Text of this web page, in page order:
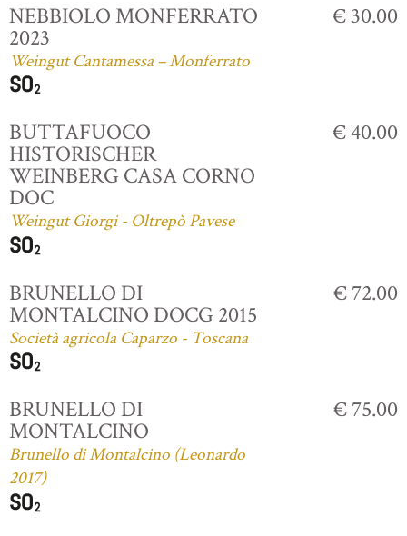
NEBBIOLO MONFERRATO
2023
Weingut Cantamessa – Monferrato
€ 30.00
BUTTAFUOCO
HISTORISCHER
WEINBERG CASA CORNO
DOC
Weingut Giorgi - Oltrepò Pavese
€ 40.00
BRUNELLO DI
MONTALCINO DOCG 2015
Società agricola Caparzo - Toscana
€ 72.00
BRUNELLO DI
MONTALCINO
Brunello di Montalcino (Leonardo
2017)
€ 75.00